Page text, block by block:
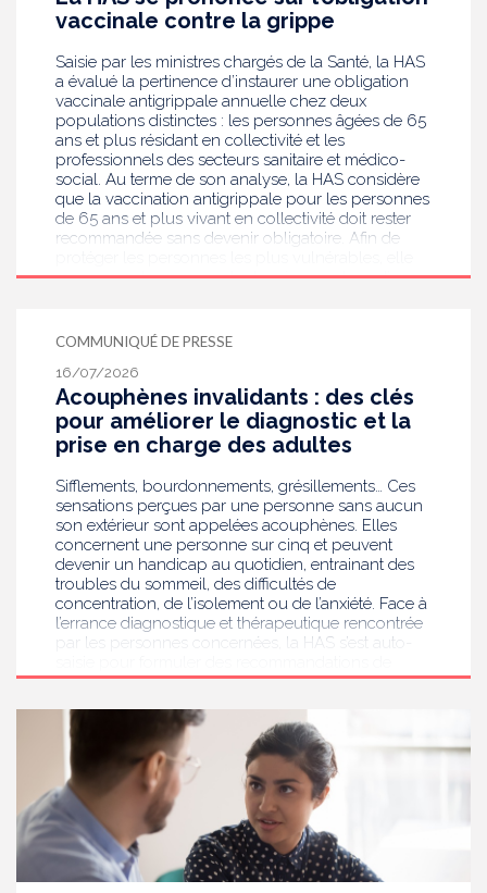
réduire les risques de transmission au futur bébé.
vaccinale contre la grippe
Saisie par les ministres chargés de la Santé, la HAS
a évalué la pertinence d’instaurer une obligation
vaccinale antigrippale annuelle chez deux
populations distinctes : les personnes âgées de 65
ans et plus résidant en collectivité et les
professionnels des secteurs sanitaire et médico-
social. Au terme de son analyse, la HAS considère
que la vaccination antigrippale pour les personnes
de 65 ans et plus vivant en collectivité doit rester
recommandée sans devenir obligatoire. Afin de
recommande en revanche la mise en place d’une
pour les autres professionnels travaillant dans les
établissements de santé ou dans les
établissements médicaux sociaux hébergeant des
personnes âgées, en contact avec des personnes à
risque de grippe sévère, avec un déploiement
prioritaire en Ehpad et en USLD.
COMMUNIQUÉ DE PRESSE
16/07/2026
Acouphènes invalidants : des clés
pour améliorer le diagnostic et la
prise en charge des adultes
Sifflements, bourdonnements, grésillements… Ces
sensations perçues par une personne sans aucun
son extérieur sont appelées acouphènes. Elles
concernent une personne sur cinq et peuvent
devenir un handicap au quotidien, entrainant des
troubles du sommeil, des difficultés de
concentration, de l’isolement ou de l’anxiété. Face à
l’errance diagnostique et thérapeutique rencontrée
par les personnes concernées, la HAS s’est auto-
bonnes pratiques pour améliorer le diagnostic et
acouphènes chroniques invalidants . Elle publie
aujourd’hui ses travaux, destinés aux
professionnels de santé [1] impliqués dans le suivi
de ces patients.